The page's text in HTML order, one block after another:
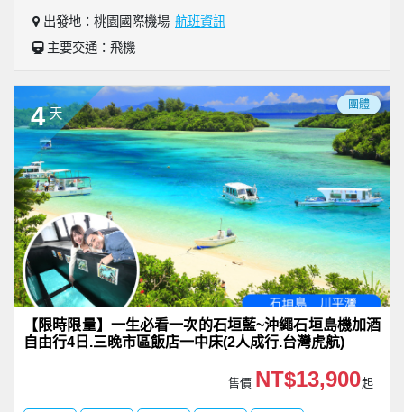
出發地：桃園國際機場 航班資訊
主要交通：飛機
4 天
團體
【限時限量】一生必看一次的石垣藍~沖繩石垣島機加酒
自由行4日.三晚市區飯店一中床(2人成行.台灣虎航)
售價 NT$13,900起